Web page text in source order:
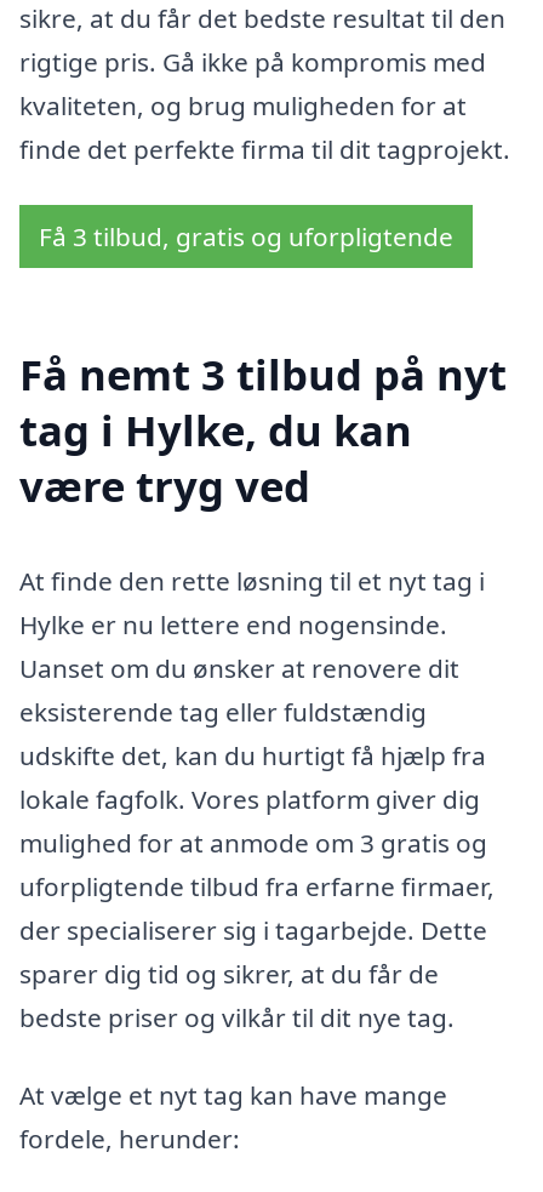
sikre, at du får det bedste resultat til den
rigtige pris. Gå ikke på kompromis med
kvaliteten, og brug muligheden for at
finde det perfekte firma til dit tagprojekt.
Få 3 tilbud, gratis og uforpligtende
Få nemt 3 tilbud på nyt
tag i Hylke, du kan
være tryg ved
At finde den rette løsning til et nyt tag i
Hylke er nu lettere end nogensinde.
Uanset om du ønsker at renovere dit
eksisterende tag eller fuldstændig
udskifte det, kan du hurtigt få hjælp fra
lokale fagfolk. Vores platform giver dig
mulighed for at anmode om 3 gratis og
uforpligtende tilbud fra erfarne firmaer,
der specialiserer sig i tagarbejde. Dette
sparer dig tid og sikrer, at du får de
bedste priser og vilkår til dit nye tag.
At vælge et nyt tag kan have mange
fordele, herunder: